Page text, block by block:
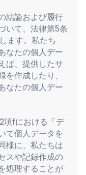
結論および履行
いて、法律第5条
ます。私たち
なたの個人デー
ば、提供したサ
作成したり、
なたの個人デー
項fにおける「デ
て個人データを
様に、私たちは
スや記録作成の
処理することが